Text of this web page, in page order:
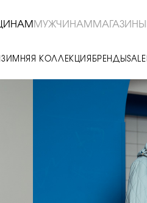
МУЖЧИНАМ МАГАЗИНЫ
ЗИМНЯЯ КОЛЛЕКЦИЯ БРЕНДЫSALE